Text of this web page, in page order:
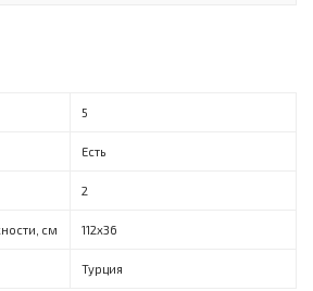
5
Есть
2
см 112х36
Турция